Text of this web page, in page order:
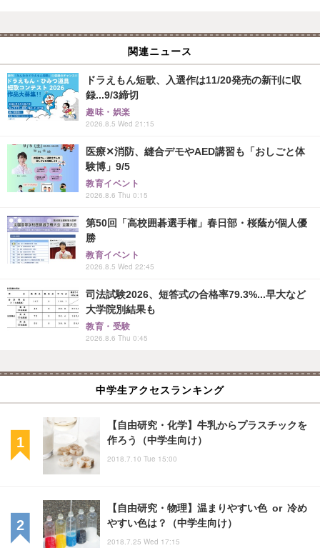
関連ニュース
ドラえもん短歌、入選作は11/20発売の新刊に収
録...9/3締切
趣味・娯楽
2026.8.5 Wed 21:15
医療✕消防、縫合デモやAED講習も「おしごと体
験博」9/5
教育イベント
2026.8.6 Thu 0:15
第50回「高校囲碁選手権」春日部・桜蔭が個人優
勝
教育イベント
2026.8.5 Wed 22:45
司法試験2026、短答式の合格率79.3%...早大など
大学院別結果も
教育・受験
2026.8.6 Thu 0:45
中学生アクセスランキング
【自由研究・化学】牛乳からプラスチックを
作ろう（中学生向け）
2018.7.10 Tue 15:00
【自由研究・物理】温まりやすい色 or 冷め
やすい色は？（中学生向け）
2018.7.25 Wed 17:15